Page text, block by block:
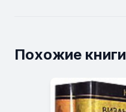
Похожие книги